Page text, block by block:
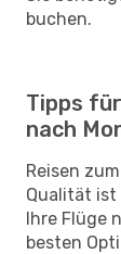
buchen.
Tipps
nach
Reisen
Qualität ist
Ihre Flüge
besten